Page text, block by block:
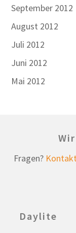
September 2012
August 2012
Juli 2012
Juni 2012
Mai 2012
Fragen?
Daylite